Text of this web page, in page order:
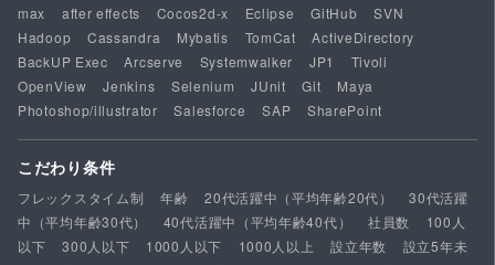
max
after effects Cocos2d-x Eclipse GitHub
SVN
Hadoop
Cassandra Mybatis TomCat
ActiveDirectory
BackUP Exec
Arcserve Systemwalker JP1
Tivoli
OpenView
Jenkins Selenium JUnit Git
Maya
Photoshop/illustrator
Salesforce SAP SharePoint
こだわり条件
フレックスタイム制 年齢 20代活躍中（平均年齢20代）
30代活躍
中（平均年齢30代）
40代活躍中（平均年齢40代） 社員数
100人
以下
300人以下 1000人以下 1000人以上 設立年数
設立5年未